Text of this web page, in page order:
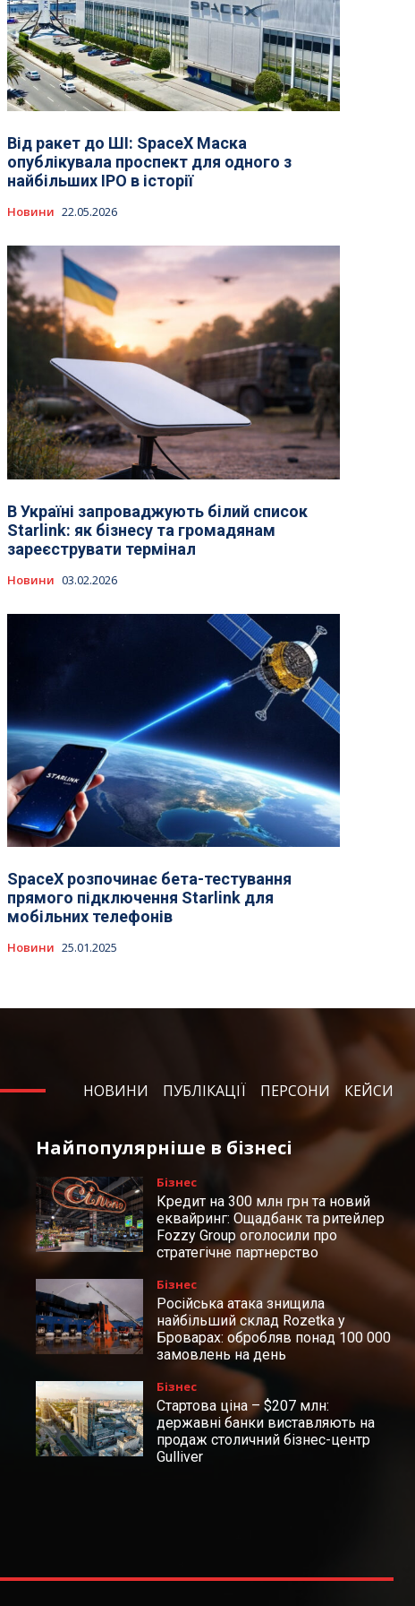
Від ракет до ШІ: SpaceX Маска
опублікувала проспект для одного з
найбільших IPO в історії
Новини 22.05.2026
В Україні запроваджують білий список
Starlink: як бізнесу та громадянам
зареєструвати термінал
Новини 03.02.2026
SpaceX розпочинає бета-тестування
прямого підключення Starlink для
мобільних телефонів
Новини 25.01.2025
НОВИНИ ПУБЛІКАЦІЇ ПЕРСОНИ КЕЙСИ
Найпопулярніше в бізнесі
Бізнес
Кредит на 300 млн грн та новий
еквайринг: Ощадбанк та ритейлер
Fozzy Group оголосили про
стратегічне партнерство
Бізнес
Російська атака знищила
найбільший склад Rozetka у
Броварах: обробляв понад 100 000
замовлень на день
Бізнес
Стартова ціна – $207 млн:
державні банки виставляють на
продаж столичний бізнес-центр
Gulliver